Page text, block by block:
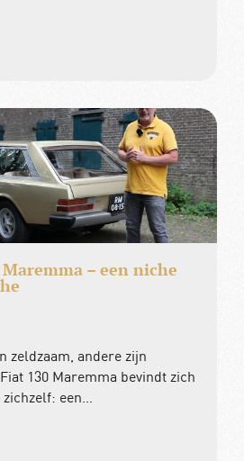
– een niche
zeldzaam, andere zijn
130 Maremma bevindt zich
een…